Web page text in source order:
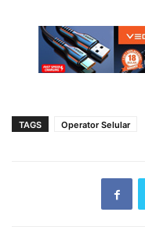
TAGS Operator Selular